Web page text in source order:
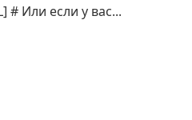
# Или если у вас...